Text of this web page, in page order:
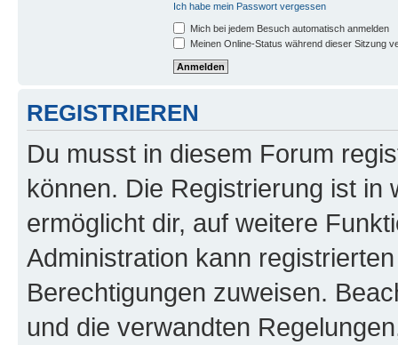
Ich habe mein Passwort vergessen
Mich bei jedem Besuch automatisch anmelden
Meinen Online-Status während dieser Sitzung
REGISTRIEREN
Du musst in diesem Forum
können. Die Registrierung ist in
ermöglicht dir, auf weitere
Administration kann
Berechtigungen zuweisen.
und die verwandten